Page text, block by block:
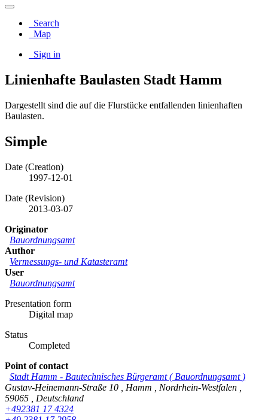
Search
Map
Sign in
Linienhafte Baulasten Stadt Hamm
Dargestellt sind die auf die Flurstücke entfallenden linienhaften
Baulasten.
Simple
Date (Creation)
1997-12-01
Date (Revision)
2013-03-07
Originator
Bauordnungsamt
Author
Vermessungs- und Katasteramt
User
Bauordnungsamt
Presentation form
Digital map
Status
Completed
Point of contact
Stadt Hamm - Bautechnisches Bürgeramt( Bauordnungsamt )
Gustav-Heinemann-Straße 10
Hamm Nordrhein-Westfalen
59065
Deutschland
+492381 17 4324